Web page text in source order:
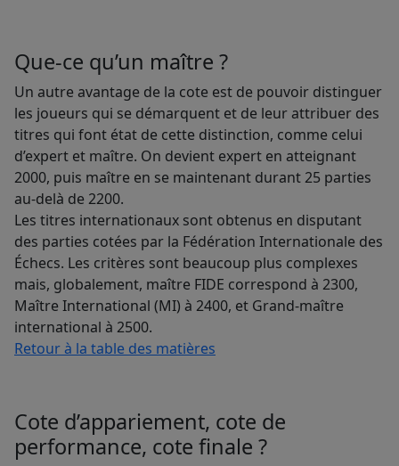
Que-ce qu’un maître ?
Un autre avantage de la cote est de pouvoir distinguer
les joueurs qui se démarquent et de leur attribuer des
titres qui font état de cette distinction, comme celui
d’expert et maître. On devient expert en atteignant
2000, puis maître en se maintenant durant 25 parties
au-delà de 2200.
Les titres internationaux sont obtenus en disputant
des parties cotées par la Fédération Internationale des
Échecs. Les critères sont beaucoup plus complexes
mais, globalement, maître FIDE correspond à 2300,
Maître International (MI) à 2400, et Grand-maître
international à 2500.
Retour à la table des matières
Cote d’appariement, cote de
performance, cote finale ?